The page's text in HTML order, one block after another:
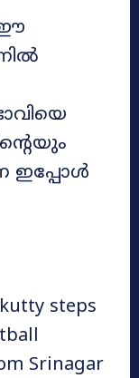
ഈ
ഇപ്പോൾ
steps
Srinagar